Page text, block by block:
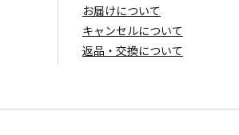
お届けについて
キャンセルについて
返品・交換について